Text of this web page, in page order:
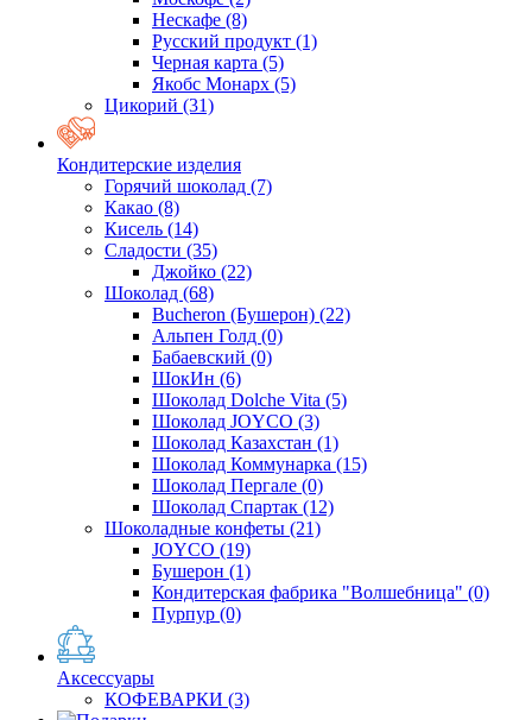
Нескафе (8)
Русский продукт (1)
Черная карта (5)
Якобс Монарх (5)
Цикорий (31)
Кондитерские изделия
Горячий шоколад (7)
Какао (8)
Кисель (14)
Сладости (35)
Джойко (22)
Шоколад (68)
Bucheron (Бушерон) (22)
Альпен Голд (0)
Бабаевский (0)
ШокИн (6)
Шоколад Dolche Vita (5)
Шоколад JOYCO (3)
Шоколад Казахстан (1)
Шоколад Коммунарка (15)
Шоколад Пергале (0)
Шоколад Спартак (12)
Шоколадные конфеты (21)
JOYCO (19)
Бушерон (1)
Кондитерская фабрика "Волшебница" (0)
Пурпур (0)
Аксессуары
КОФЕВАРКИ (3)